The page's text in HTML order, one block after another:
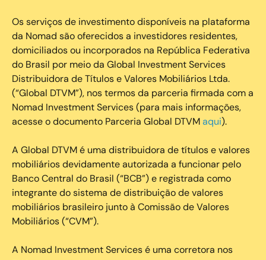
Os serviços de investimento disponíveis na plataforma
da Nomad são oferecidos a investidores residentes,
domiciliados ou incorporados na República Federativa
do Brasil por meio da Global Investment Services
Distribuidora de Títulos e Valores Mobiliários Ltda.
(“Global DTVM”), nos termos da parceria firmada com a
Nomad Investment Services (para mais informações,
acesse o documento Parceria Global DTVMaqui).
A Global DTVM é uma distribuidora de títulos e valores
mobiliários devidamente autorizada a funcionar pelo
Banco Central do Brasil (“BCB”) e registrada como
integrante do sistema de distribuição de valores
mobiliários brasileiro junto à Comissão de Valores
Mobiliários (“CVM”).
‍A Nomad Investment Services é uma corretora nos